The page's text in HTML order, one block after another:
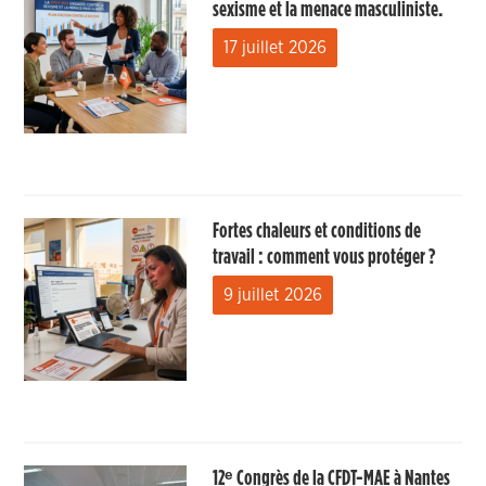
sexisme et la menace masculiniste.
17 juillet 2026
Fortes chaleurs et conditions de
travail : comment vous protéger ?
9 juillet 2026
12ᵉ Congrès de la CFDT-MAE à Nantes